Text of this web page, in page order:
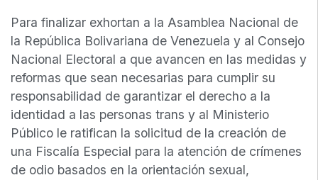
Para finalizar exhortan a la Asamblea Nacional de
la República Bolivariana de Venezuela y al Consejo
Nacional Electoral a que avancen en las medidas y
reformas que sean necesarias para cumplir su
responsabilidad de garantizar el derecho a la
identidad a las personas trans y al Ministerio
Público le ratifican la solicitud de la creación de
una Fiscalía Especial para la atención de crímenes
de odio basados en la orientación sexual,